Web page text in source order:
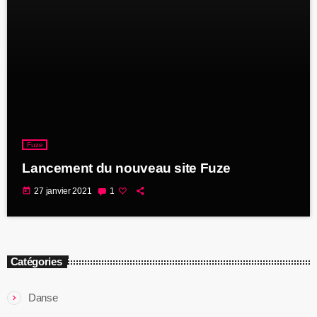
Fuze
Lancement du nouveau site Fuze
today 27 janvier 2021 1
Catégories
Danse